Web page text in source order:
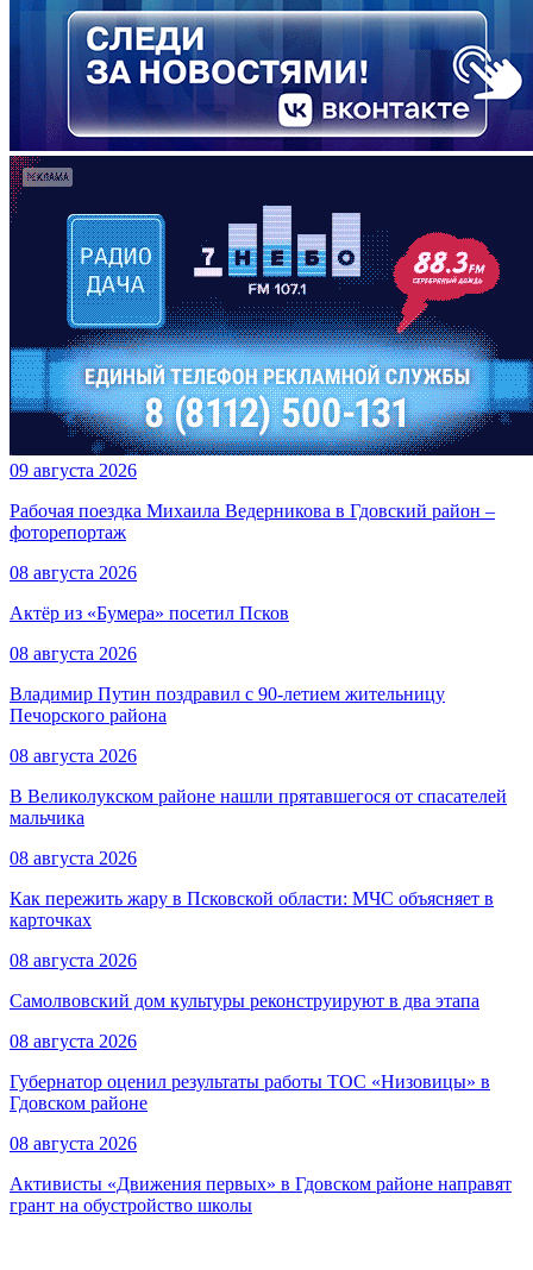
09 августа 2026
Рабочая поездка Михаила Ведерникова в Гдовский район –
фоторепортаж
08 августа 2026
Актёр из «Бумера» посетил Псков
08 августа 2026
Владимир Путин поздравил с 90-летием жительницу
Печорского района
08 августа 2026
В Великолукском районе нашли прятавшегося от спасателей
мальчика
08 августа 2026
Как пережить жару в Псковской области: МЧС объясняет в
карточках
08 августа 2026
Самолвовский дом культуры реконструируют в два этапа
08 августа 2026
Губернатор оценил результаты работы ТОС «Низовицы» в
Гдовском районе
08 августа 2026
Активисты «Движения первых» в Гдовском районе направят
грант на обустройство школы